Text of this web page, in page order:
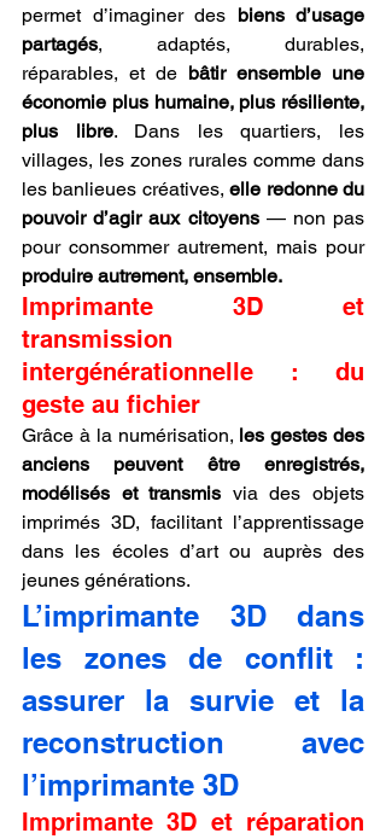
permet d’imaginer des biens d’usage
partagés, adaptés, durables,
réparables, et de bâtir ensemble une
économie plus humaine, plus résiliente,
plus libre. Dans les quartiers, les
villages, les zones rurales comme dans
les banlieues créatives, elle redonne du
pouvoir d’agir aux citoyens — non pas
pour consommer autrement, mais pour
produire autrement, ensemble.
Imprimante 3D et
transmission
intergénérationnelle : du
geste au fichier
Grâce à la numérisation, les gestes des
anciens peuvent être enregistrés,
modélisés et transmis via des objets
imprimés 3D, facilitant l’apprentissage
dans les écoles d’art ou auprès des
jeunes générations.
L’imprimante 3D dans
les zones de conflit :
assurer la survie et la
reconstruction avec
l’imprimante 3D
Imprimante 3D et réparation